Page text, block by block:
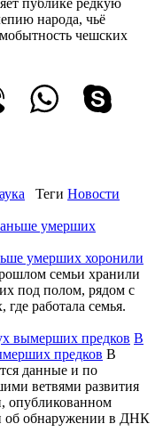
народа, чьё
чешских
Теги Новости
умерших хоронили
семьи хранили
под полом, рядом с
работала семья.
В
предков В
данные и по
ветвями развития
опубликованном
об обнаружении в ДНК